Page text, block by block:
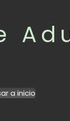
a inicio